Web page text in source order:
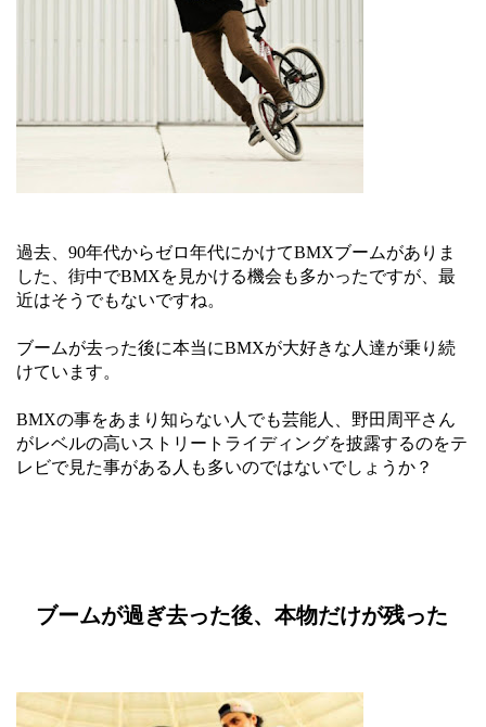
過去、90年代からゼロ年代にかけてBMXブームがありま
した、街中でBMXを見かける機会も多かったですが、最
近はそうでもないですね。
ブームが去った後に本当にBMXが大好きな人達が乗り続
けています。
BMXの事をあまり知らない人でも芸能人、野田周平さん
がレベルの高いストリートライディングを披露するのをテ
レビで見た事がある人も多いのではないでしょうか？
ブームが過ぎ去った後、本物だけが残った